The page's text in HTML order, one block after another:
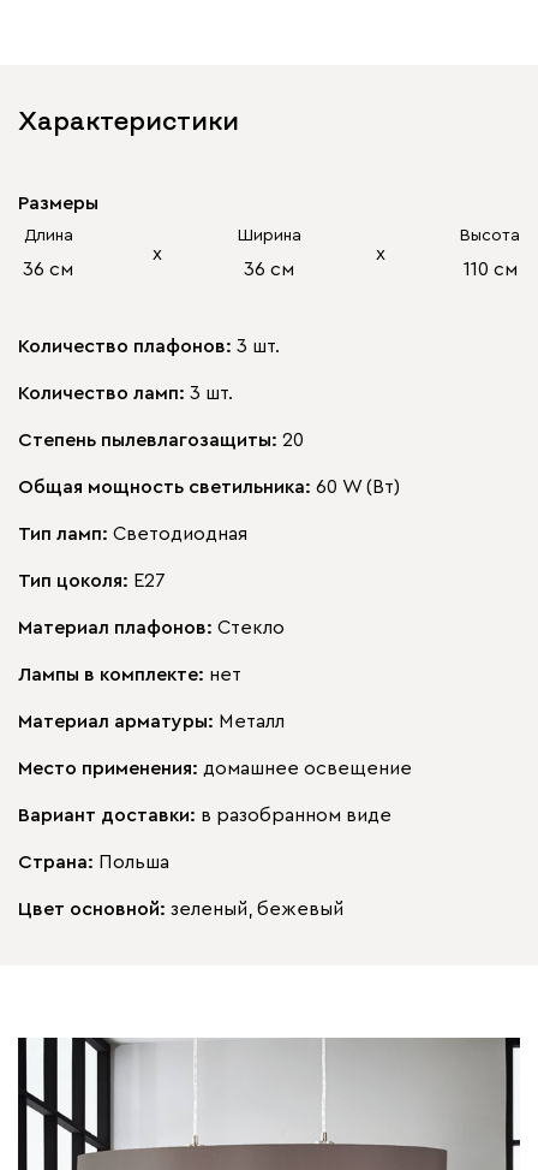
Характеристики
Размеры
Длина
36 см
х
Ширина
36 см
х
Высота
110 см
Количество плафонов: 3 шт.
Количество ламп: 3 шт.
Степень пылевлагозащиты: 20
Общая мощность светильника: 60 W (Вт)
Тип ламп: Светодиодная
Тип цоколя: E27
Материал плафонов: Стекло
Лампы в комплекте: нет
Материал арматуры: Металл
Место применения: домашнее освещение
Вариант доставки: в разобранном виде
Страна: Польша
Цвет основной: зеленый, бежевый